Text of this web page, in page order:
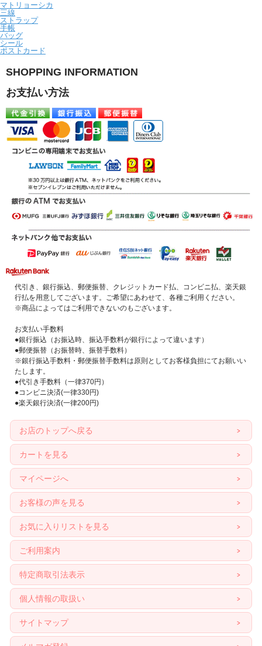
マトリョーシカ
三線
ストラップ
手帳
バッグ
シール
ポストカード
SHOPPING INFORMATION
お支払い方法
代引き、銀行振込、郵便振替、クレジットカード払、コンビニ払、楽天銀
行払を用意してございます。ご希望にあわせて、各種ご利用ください。
※商品によってはご利用できないのもございます。
お支払い手数料
●銀行振込（お振込時、振込手数料が銀行によって違います）
●郵便振替（お振替時、振替手数料）
※銀行振込手数料・郵便振替手数料は原則としてお客様負担にてお願いい
たします。
●代引き手数料（一律370円）
●コンビニ決済(一律330円)
●楽天銀行決済(一律200円)
お店のトップへ戻る
カートを見る
マイページへ
お客様の声を見る
お気に入りリストを見る
ご利用案内
特定商取引法表示
個人情報の取扱い
サイトマップ